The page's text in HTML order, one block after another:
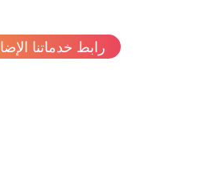
رابط خدماتنا الإضافية